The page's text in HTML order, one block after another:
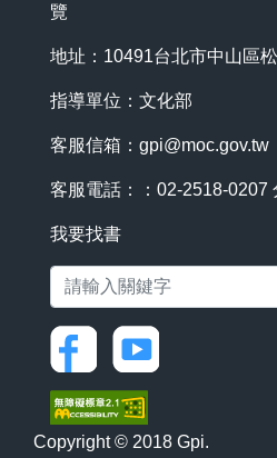
覽
地址：10491台北市中山區
指導單位：文化部
客服信箱： gpi@moc.gov.tw
客服電話：：02-2518-0207
我要找書
Copyright © 2018 Gpi.